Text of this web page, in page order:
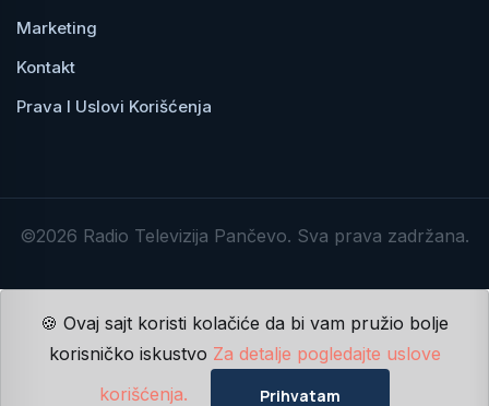
Marketing
Kontakt
Prava I Uslovi Korišćenja
©2026 Radio Televizija Pančevo. Sva prava zadržana.
🍪 Ovaj sajt koristi kolačiće da bi vam pružio bolje
korisničko iskustvo Za detalje pogledajte uslove
korišćenja.
Prihvatam